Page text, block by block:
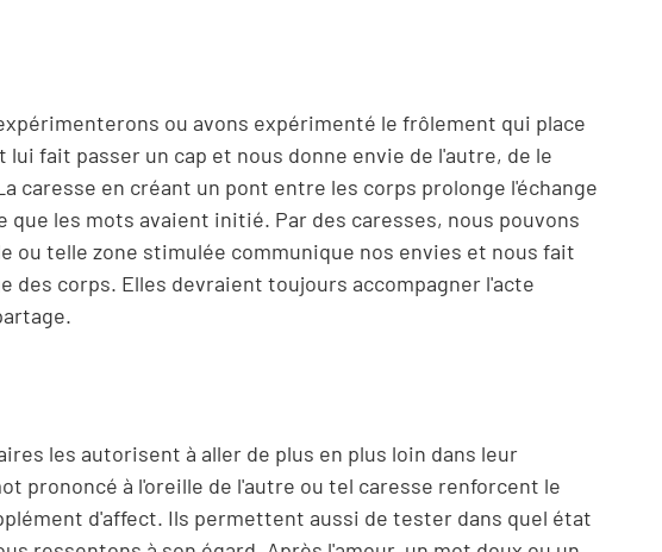
ou avons expérimenté le frôlement qui place
fait passer un cap et nous donne envie de l'autre, de le
en créant un pont entre les corps prolonge l'échange
les mots avaient initié. Par des caresses, nous pouvons
telle zone stimulée communique nos envies et nous fait
des corps. Elles devraient toujours accompagner l'acte
les autorisent à aller de plus en plus loin dans leur
prononcé à l'oreille de l'autre ou tel caresse renforcent le
d'affect. Ils permettent aussi de tester dans quel état